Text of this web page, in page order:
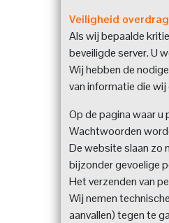
Veiligheid
Als wij bepaalde
beveiligde server. U
Wij hebben de
van informatie die
Op de pagina waar
Wachtwoorden
De website slaan zo
bijzonder gevoelige
Het verzenden van
Wij nemen
aanvallen) tegen te